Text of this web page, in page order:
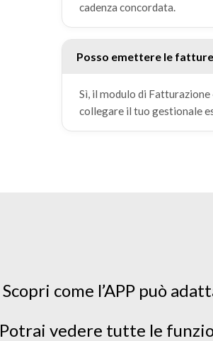
cadenza concordata.
Posso emettere le
Sì, il modulo di
collegare il tuo gestionale
Scopri come l’APP può
Potrai vedere tutte le